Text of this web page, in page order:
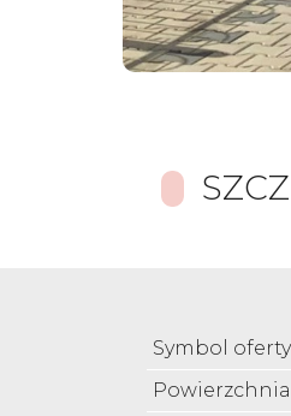
Symbol oferty
Powierzchnia